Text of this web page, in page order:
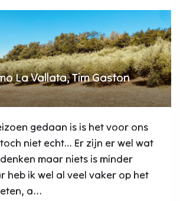
La Vallata, Tim Gaston
gedaan is is het voor ons
niet echt… Er zijn er wel wat
maar niets is minder
heb ik wel al veel vaker op het
a...